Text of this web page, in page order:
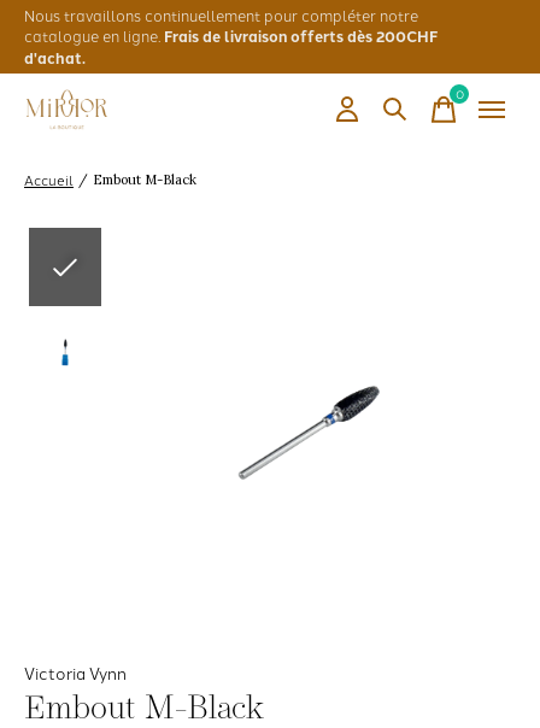
Nous travaillons continuellement pour compléter notre
catalogue en ligne. Frais de livraison offerts dès 200CHF
d'achat.
0items
Accueil / Embout M-Black
Victoria Vynn
Embout M-Black